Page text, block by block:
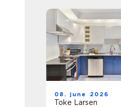
08. june 2026
Toke Larsen